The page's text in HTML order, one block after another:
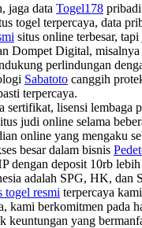
jaga data Togel178
togel terpercaya, data
situs online terbesar,
Dompet Digital,
perlindungan
Sabatoto canggih
terpercaya.
sertifikat, lisensi lembaga
judi online selama
online yang mengaku
besar dalam bisnis
dengan deposit 10rb lebih
adalah SPG, HK, dan
togel resmi terpercaya
kami berkomitmen pada
keuntungan yang